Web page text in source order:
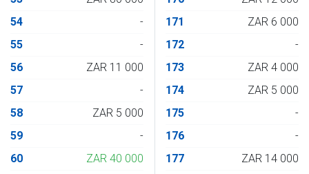
54
-
55
-
56
ZAR 11 000
57
-
58
ZAR 5 000
59
-
60
ZAR 40 000
171
ZAR 6 000
172
-
173
ZAR 4 000
174
ZAR 5 000
175
-
176
-
177
ZAR 14 000